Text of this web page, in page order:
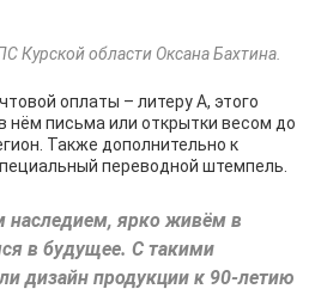
Курской области Оксана Бахтина.
оплаты – литеру А, этого
нём письма или открытки весом до
Также дополнительно к
переводной штемпель.
ярко живём в
в будущее. С такими
дизайн продукции к 90-летию